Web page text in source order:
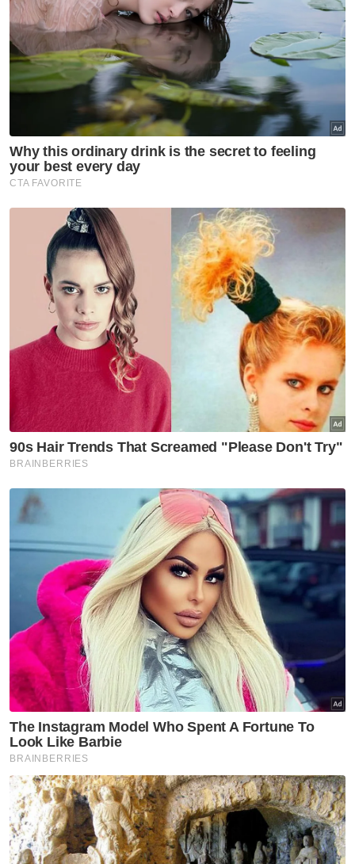
Jakel nafi roboh kuil, jamin bina masjid secara
harmoni
DBKL kenal pasti lokasi baharu pemindahan Kuil
Dewi Sri Pathrakaliamman
Sebanyak 1,100 keluarga menerima bantuan
RM150 sekeluarga daripada Pejabat Ahli
Parlimen Lembah Pantai.
Pada Khamis lepas, media melaporkan
proses perbincangan mengenai pemindahan
Kuil Dewi Sri Pathrakaliamman yang terletak
di tanah milik Jakel Group berjalan dengan
kuil dan DBKL.
Datuk Bandar Kuala Lumpur Datuk Seri Dr
Maimunah Mohd Sharif berkata DBKL
berperanan sebagai pemudah cara dalam
memastikan urusan itu diselesaikan dengan
baik. - Bernama
Berita Telus & Tulus menerusi E-Mel setiap
hari!